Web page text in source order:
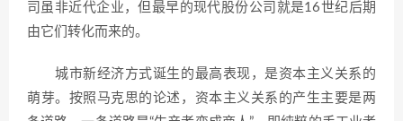
司虽非近代企业，但最早的现代股份公司就是16世纪后期
由它们转化而来的。
城市新经济方式诞生的最高表现，是资本主义关系的
萌芽。按照马克思的论述，资本主义关系的产生主要是两